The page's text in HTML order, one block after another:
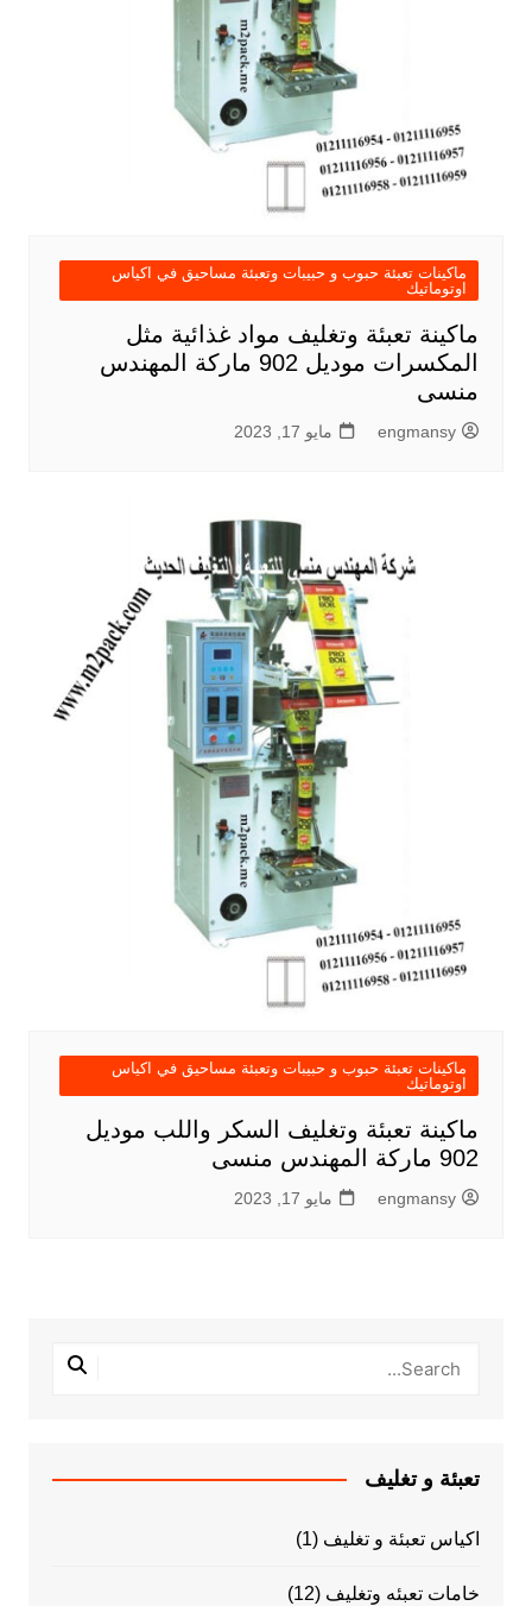
ماكينات تعبئة حبوب و حبيبات وتعبئة مساحيق في اكياس
اوتوماتيك
ماكينة تعبئة وتغليف مواد غذائية مثل
المكسرات موديل 902 ماركة المهندس
منسى
engmansy مايو 17, 2023
ماكينات تعبئة حبوب و حبيبات وتعبئة مساحيق في اكياس
اوتوماتيك
ماكينة تعبئة وتغليف السكر واللب موديل
902 ماركة المهندس منسى
engmansy مايو 17, 2023
تعبئة و تغليف
اكياس تعبئة و تغليف (1)
خامات تعبئه وتغليف (12)